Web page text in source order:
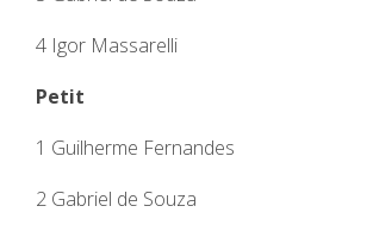
4 Igor Massarelli
Petit
1 Guilherme Fernandes
2 Gabriel de Souza